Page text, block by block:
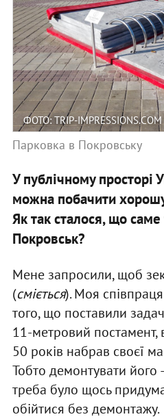
ФОТО: TRIP-IMPRESSIONS.COM
Парковка в Покровську
У публічному просторі
можна побачити
Як так сталося, що
Покровськ?
Мене запросили, щоб
(сміється). Моя
того, що поставили
11-метровий постамент,
50 років набрав своєї
Тобто демонтувати його
треба було щось
обійтися без демонтажу.